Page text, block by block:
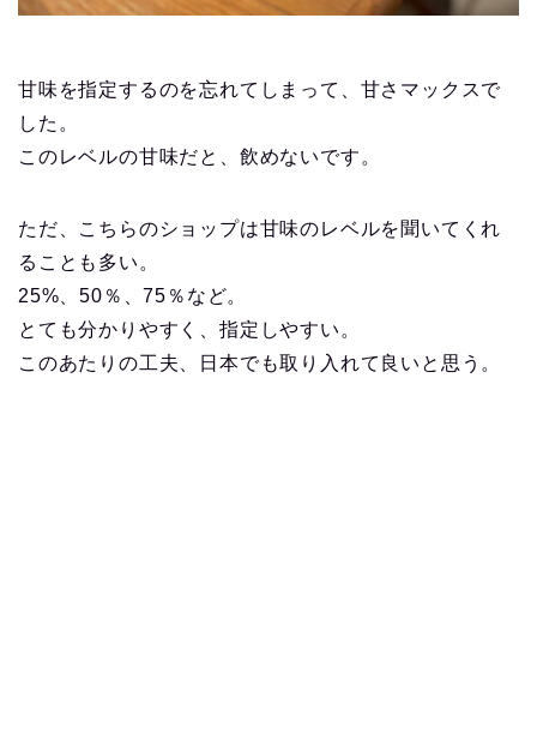
甘味を指定するのを忘れてしまって、甘さマックスで
した。
このレベルの甘味だと、飲めないです。
ただ、こちらのショップは甘味のレベルを聞いてくれ
ることも多い。
25%、50％、75％など。
とても分かりやすく、指定しやすい。
このあたりの工夫、日本でも取り入れて良いと思う。